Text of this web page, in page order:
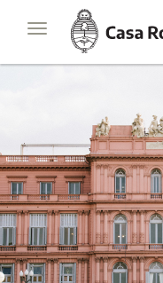
Toggle
navigation
Casa
Rosada
Presidencia
de